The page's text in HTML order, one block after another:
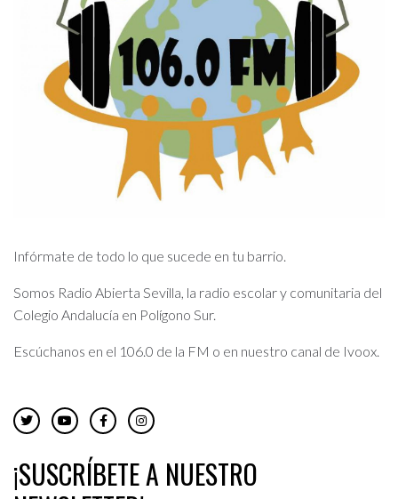
Infórmate de todo lo que sucede en tu barrio.
Somos Radio Abierta Sevilla, la radio escolar y comunitaria del
Colegio Andalucía en Polígono Sur.
Escúchanos en el 106.0 de la FM o en nuestro canal de Ivoox.
¡SUSCRÍBETE A NUESTRO